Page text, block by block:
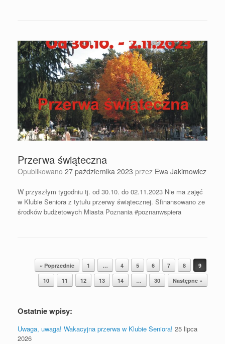
Przerwa świąteczna
Opublikowano 27 października 2023 przez Ewa Jakimowicz
W przyszłym tygodniu tj. od 30.10. do 02.11.2023 Nie ma zajęć
w Klubie Seniora z tytułu przerwy świątecznej. Sfinansowano ze
środków budżetowych Miasta Poznania #poznanwspiera
Postal nawigacja
« Poprzednie 1 … 4 5 6 7 8
9
10
11 12 13 14 … 30 Następne »
Ostatnie wpisy:
Uwaga, uwaga! Wakacyjna przerwa w Klubie Seniora! 25 lipca
2026